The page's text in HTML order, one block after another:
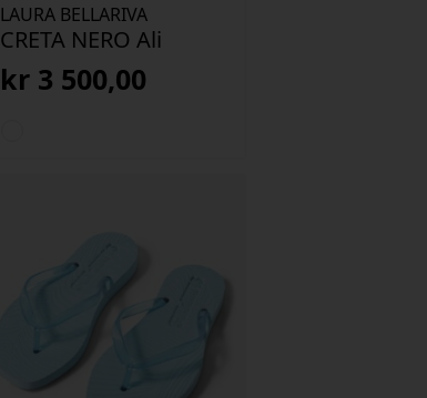
LAURA BELLARIVA
CRETA NERO Ali
kr 3 500,00